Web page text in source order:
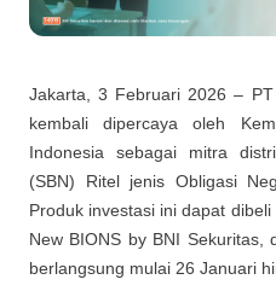
Jakarta, 3 Februari 2026 – PT
kembali dipercaya oleh
Indonesia sebagai mitra
(SBN) Ritel jenis Obligasi
Produk investasi ini dapat
New BIONS by BNI Sekuritas,
berlangsung mulai 26 Januari